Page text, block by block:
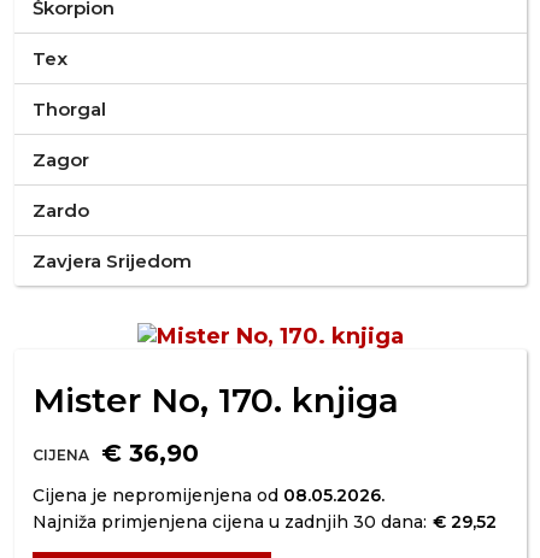
Škorpion
Tex
Thorgal
Zagor
Zardo
Zavjera Srijedom
Mister No, 170. knjiga
CIJENA € 36,90
Cijena je nepromijenjena od 08.05.2026.
Najniža primjenjena cijena u zadnjih 30 dana: € 29,52